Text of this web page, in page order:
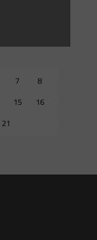
7
8
15
16
21